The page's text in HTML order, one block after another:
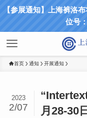
【参展通知】上海裤洛
位号
首页 通知 开展通知
月28-30
2023
2/07